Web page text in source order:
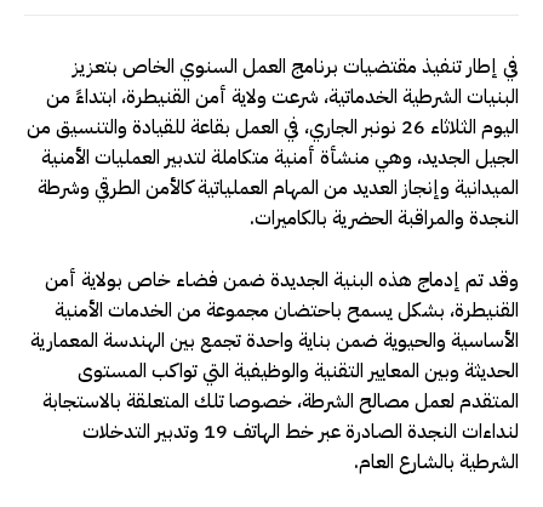
في إطار تنفيذ مقتضيات برنامج العمل السنوي الخاص بتعزيز
البنيات الشرطية الخدماتية، شرعت ولاية أمن القنيطرة، ابتداءً من
اليوم الثلاثاء 26 نونبر الجاري، في العمل بقاعة للقيادة والتنسيق من
الجيل الجديد، وهي منشأة أمنية متكاملة لتدبير العمليات الأمنية
الميدانية وإنجاز العديد من المهام العملياتية كالأمن الطرقي وشرطة
النجدة والمراقبة الحضرية بالكاميرات.
وقد تم إدماج هذه البنية الجديدة ضمن فضاء خاص بولاية أمن
القنيطرة، بشكل يسمح باحتضان مجموعة من الخدمات الأمنية
الأساسية والحيوية ضمن بناية واحدة تجمع بين الهندسة المعمارية
الحديثة وبين المعايير التقنية والوظيفية التي تواكب المستوى
المتقدم لعمل مصالح الشرطة، خصوصا تلك المتعلقة بالاستجابة
لنداءات النجدة الصادرة عبر خط الهاتف 19 وتدبير التدخلات
الشرطية بالشارع العام.